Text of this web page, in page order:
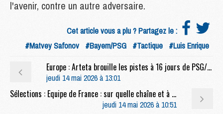
l'avenir, contre un autre adversaire.
Cet article vous a plu ? Partagez le :
#Matvey Safonov #Bayern/PSG #Tactique #Luis Enrique
Europe : Arteta brouille les pistes à 16 jours de PSG/Arsenal
jeudi 14 mai 2026 à 13:01
Sélections : Equipe de France : sur quelle chaîne et à quelle heure suivre l'annonce de la liste pour la Coupe du monde 2026 ?
jeudi 14 mai 2026 à 10:51